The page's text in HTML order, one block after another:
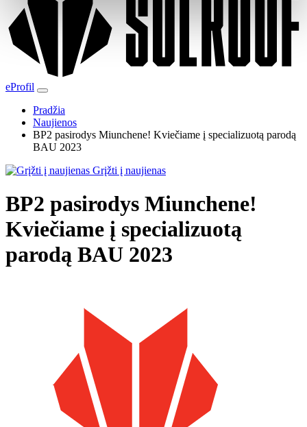
eProfil
Pradžia
Naujienos
BP2 pasirodys Miunchene! Kviečiame į specializuotą parodą
BAU 2023
Grįžti į naujienas
BP2 pasirodys Miunchene!
Kviečiame į specializuotą
parodą BAU 2023